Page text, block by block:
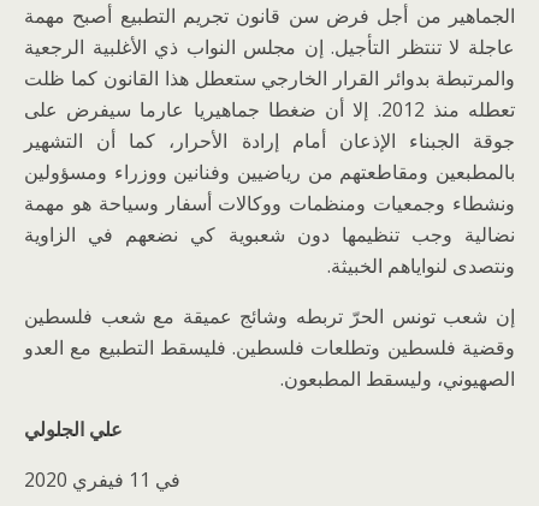
الجماهير من أجل فرض سن قانون تجريم التطبيع أصبح مهمة
عاجلة لا تنتظر التأجيل. إن مجلس النواب ذي الأغلبية الرجعية
والمرتبطة بدوائر القرار الخارجي ستعطل هذا القانون كما ظلت
تعطله منذ 2012. إلا أن ضغطا جماهيريا عارما سيفرض على
جوقة الجبناء الإذعان أمام إرادة الأحرار، كما أن التشهير
بالمطبعين ومقاطعتهم من رياضيين وفنانين ووزراء ومسؤولين
ونشطاء وجمعيات ومنظمات ووكالات أسفار وسياحة هو مهمة
نضالية وجب تنظيمها دون شعبوية كي نضعهم في الزاوية
ونتصدى لنواياهم الخبيثة.
إن شعب تونس الحرّ تربطه وشائج عميقة مع شعب فلسطين
وقضية فلسطين وتطلعات فلسطين. فليسقط التطبيع مع العدو
الصهيوني، وليسقط المطبعون.
علي الجلولي
في 11 فيفري 2020